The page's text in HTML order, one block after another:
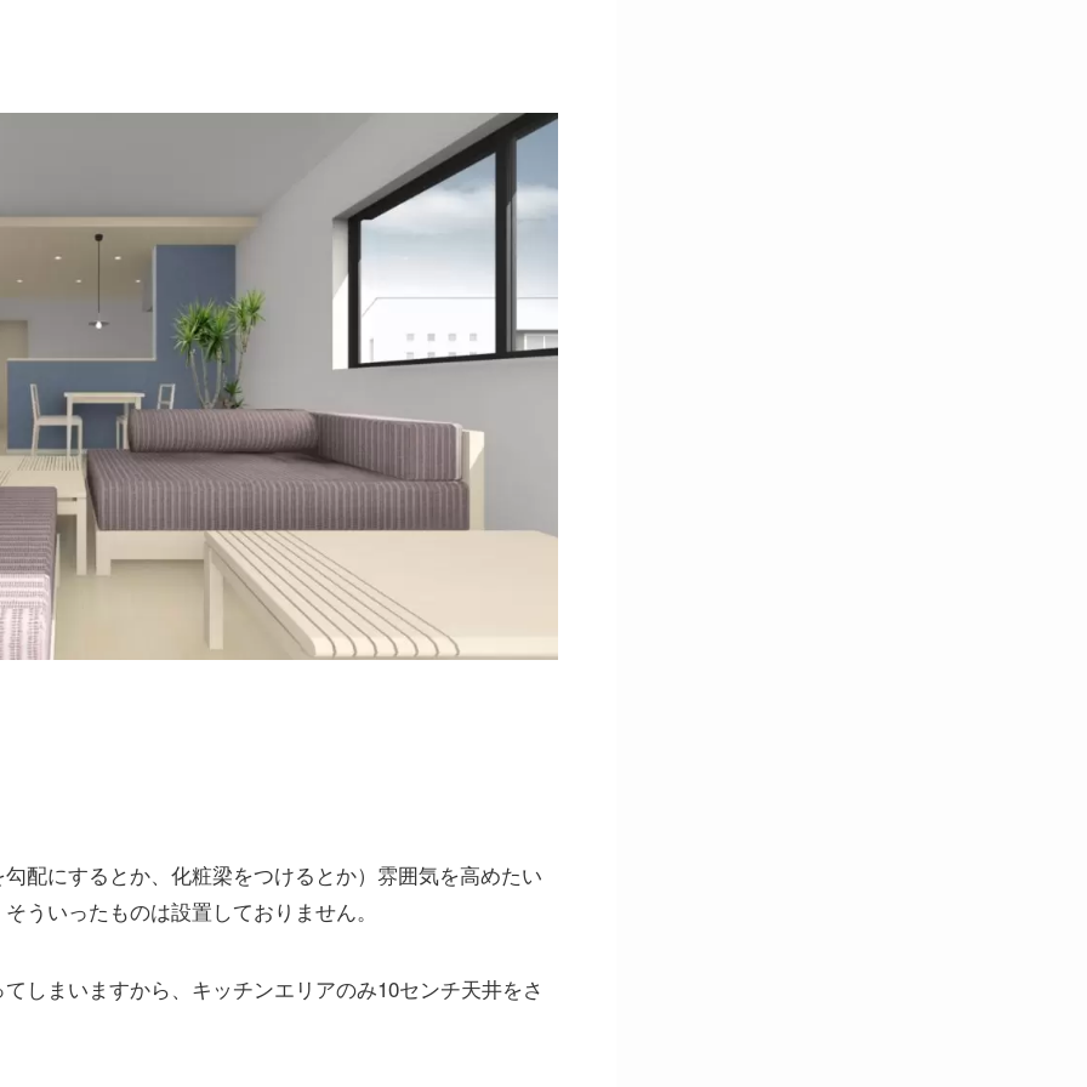
配にするとか、化粧梁をつけるとか）雰囲気を高めたい
ういったものは設置しておりません。
しまいますから、キッチンエリアのみ10センチ天井をさ